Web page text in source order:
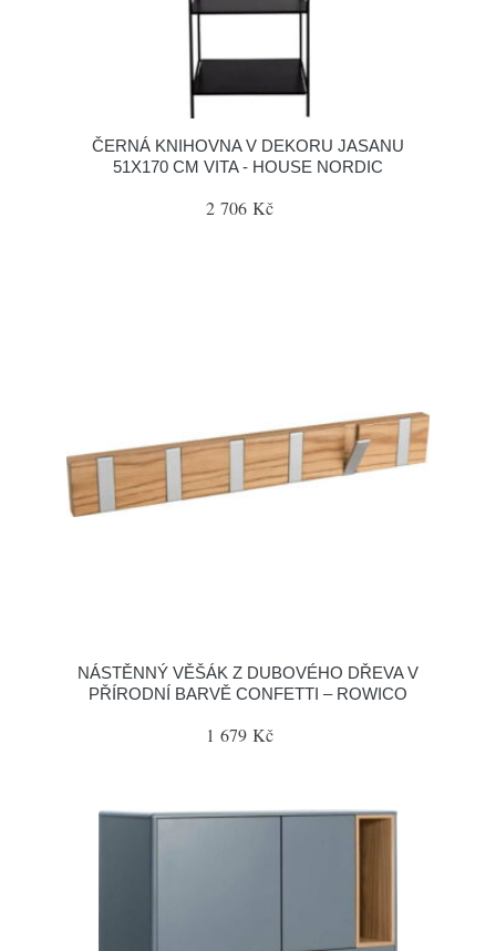
ČERNÁ KNIHOVNA V DEKORU JASANU
51X170 CM VITA - HOUSE NORDIC
2 706 Kč
NÁSTĚNNÝ VĚŠÁK Z DUBOVÉHO DŘEVA V
PŘÍRODNÍ BARVĚ CONFETTI – ROWICO
1 679 Kč